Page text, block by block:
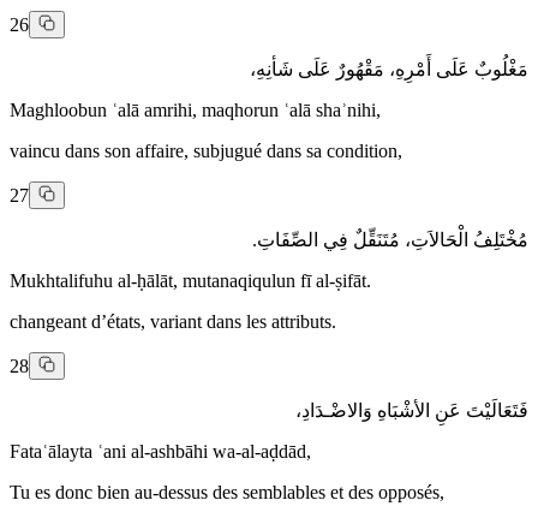
26
مَغْلُوبٌ عَلَى أَمْرِهِ، مَقْهُورٌ عَلَى شَأنِهِ،
Maghloobun ʿalā amrihi, maqhorun ʿalā shaʾnihi,
vaincu dans son affaire, subjugué dans sa condition,
27
مُخْتَلِفُ الْحَالاَتِ، مُتَنَقِّلٌ فِي الصِّفَاتِ.
Mukhtalifuhu al-ḥālāt, mutanaqiqulun fī al-ṣifāt.
changeant d’états, variant dans les attributs.
28
فَتَعَالَيْتَ عَنِ الأشْبَاهِ وَالاضْـدَادِ،
Fataʿālayta ʿani al-ashbāhi wa-al-aḍdād,
Tu es donc bien au-dessus des semblables et des opposés,